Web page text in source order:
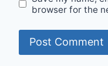
browser for the